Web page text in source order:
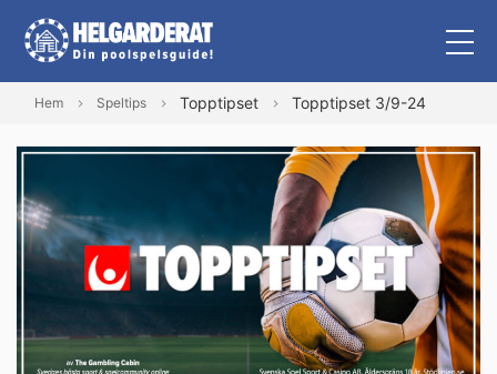
Hem Speltips Topptipset Topptipset 3/9-24